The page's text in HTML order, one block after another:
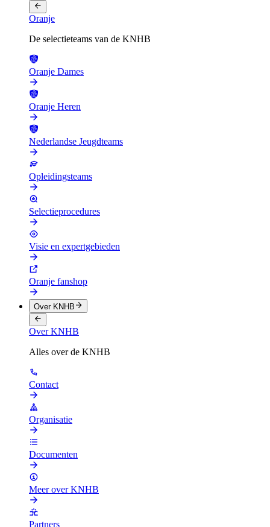
Oranje
De selectieteams van de KNHB
Oranje Dames
Oranje Heren
Nederlandse Jeugdteams
Opleidingsteams
Selectieprocedures
Visie en expertgebieden
Oranje fanshop
Over KNHB
Over KNHB
Alles over de KNHB
Contact
Organisatie
Documenten
Meer over KNHB
Partners